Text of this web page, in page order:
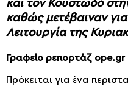
και τον Κουστωδό
καθώς μετέβαιναν
Λειτουργία της
Γραφείο ρεπορτάζ ope.gr
Πρόκειται για ένα